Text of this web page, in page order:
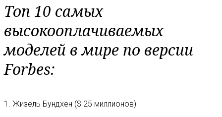
Топ 10 самых
высокооплачиваемых
моделей в мире по версии
Forbes:
1. Жизель Бундхен ($ 25 миллионов)